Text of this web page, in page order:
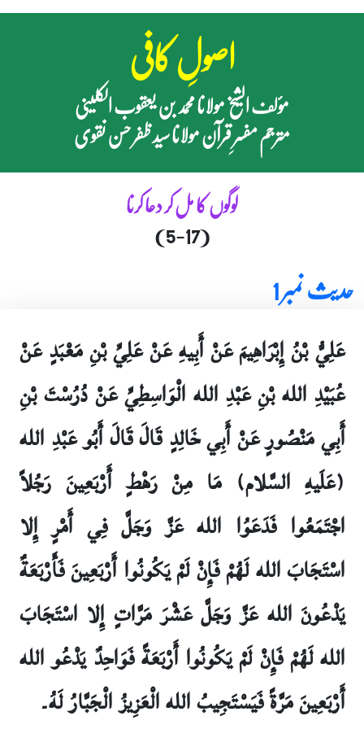
اصولِ کافی
مؤلف الشیخ مولانا محمد بن یعقوب الکلینی
مترجم مفسرِ قرآن مولانا سید ظفر حسن نقوی
لوگوں کا مل کر دعا کرنا
(5-17)
حدیث نمبر 1
عَلِيُّ بْنُ إِبْرَاهِيمَ عَنْ أَبِيهِ عَنْ عَلِيِّ بْنِ مَعْبَدٍ عَنْ
عُبَيْدِ الله بْنِ عَبْدِ الله الْوَاسِطِيِّ عَنْ دُرُسْتَ بْنِ
أَبِي مَنْصُورٍ عَنْ أَبِي خَالِدٍ قَالَ قَالَ أَبُو عَبْدِ الله
(عَلَيهِ السَّلام) مَا مِنْ رَهْطٍ أَرْبَعِينَ رَجُلاً
اجْتَمَعُوا فَدَعَوُا الله عَزَّ وَجَلَّ فِي أَمْرٍ إِلا
اسْتَجَابَ الله لَهُمْ فَإِنْ لَمْ يَكُونُوا أَرْبَعِينَ فَأَرْبَعَةٌ
يَدْعُونَ الله عَزَّ وَجَلَّ عَشْرَ مَرَّاتٍ إِلا اسْتَجَابَ
الله لَهُمْ فَإِنْ لَمْ يَكُونُوا أَرْبَعَةً فَوَاحِدٌ يَدْعُو الله
أَرْبَعِينَ مَرَّةً فَيَسْتَجِيبُ الله الْعَزِيزُ الْجَبَّارُ لَهُ۔